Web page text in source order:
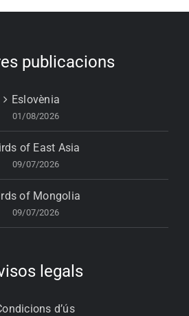
publicacions
Eslovènia
01/08/2026
of East Asia
09/07/2026
of Mongolia
09/07/2026
legals
d’ús